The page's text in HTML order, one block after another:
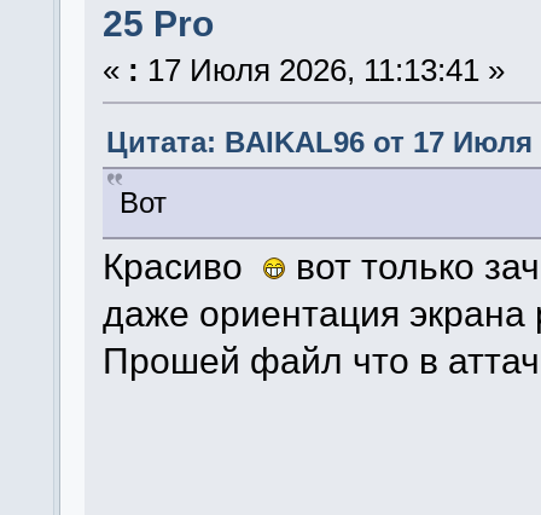
25 Pro
« : 17 Июля 2026, 11:13:41 »
Цитата: BAIKAL96 от 17 Июля
Вот
Красиво
вот только
даже ориентация экрана
Прошей файл что в